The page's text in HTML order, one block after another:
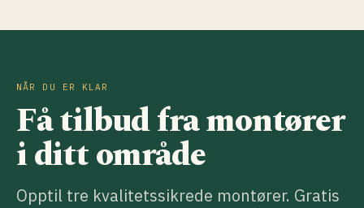
NÅR DU ER KLAR
Få tilbud fra montører
i ditt område
Opptil tre kvalitetssikrede montører. Gratis